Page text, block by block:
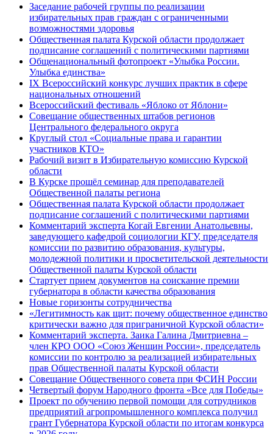
Заседание рабочей группы по реализации
избирательных прав граждан с ограниченными
возможностями здоровья
Общественная палата Курской области продолжает
подписание соглашений с политическими партиями
Общенациональный фотопроект «Улыбка России.
Улыбка единства»
IХ Всероссийский конкурс лучших практик в сфере
национальных отношений
Всероссийский фестиваль «Яблоко от Яблони»
Совещание общественных штабов регионов
Центрального федерального округа
Круглый стол «Социальные права и гарантии
участников КТО»
Рабочий визит в Избирательную комиссию Курской
области
В Курске прошёл семинар для преподавателей
Общественной палаты региона
Общественная палата Курской области продолжает
подписание соглашений с политическими партиями
Комментарий эксперта Когай Евгении Анатольевны,
заведующего кафедрой социологии КГУ, председателя
комиссии по развитию образования, культуры,
молодежной политики и просветительской деятельности
Общественной палаты Курской области
Стартует прием документов на соискание премии
губернатора в области качества образования
Новые горизонты сотрудничества
«Легитимность как щит: почему общественное единство
критически важно для приграничной Курской области»
Комментарий эксперта. Заика Галина Дмитриевна –
член КРО ООО «Союз Женщин России», председатель
комиссии по контролю за реализацией избирательных
прав Общественной палаты Курской области
Совещание Общественного совета при ФСИН России
Четвертый форум Народного фронта «Все для Победы»
Проект по обучению первой помощи для сотрудников
предприятий агропромышленного комплекса получил
грант Губернатора Курской области по итогам конкурса